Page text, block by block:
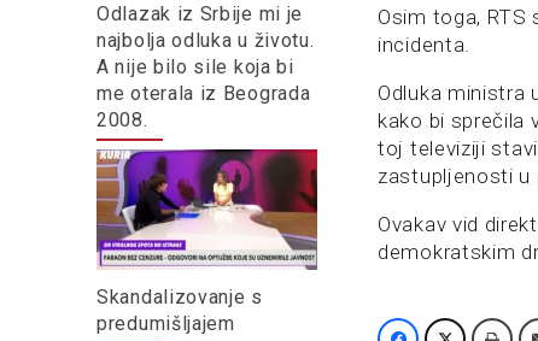
Odlazak iz Srbije mi je
najbolja odluka u životu.
A nije bilo sile koja bi
me oterala iz Beograda
2008.
Skandalizovanje s
predumišljajem
Osim toga,
incidenta.
Odluka ministra
kako bi sprečila
toj televiziji
zastupljenosti u
Ovakav vid
demokratskim